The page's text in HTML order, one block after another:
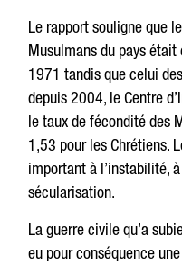
Le rapport souligne que
Musulmans du pays
1971 tandis que celui
depuis 2004, le Centre
le taux de fécondité des
1,53 pour les Chrétiens.
important à l’instabilité,
sécularisation.
La guerre civile qu’a
eu pour conséquence